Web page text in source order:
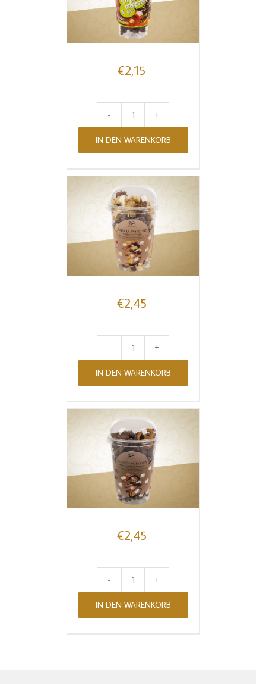
€2,15
Popcorn
Menge
IN DEN WARENKORB
€2,45
Popcorn
–
Caramel
Butterkeks
Menge
IN DEN WARENKORB
€2,45
Popcorn
IN DEN WARENKORB